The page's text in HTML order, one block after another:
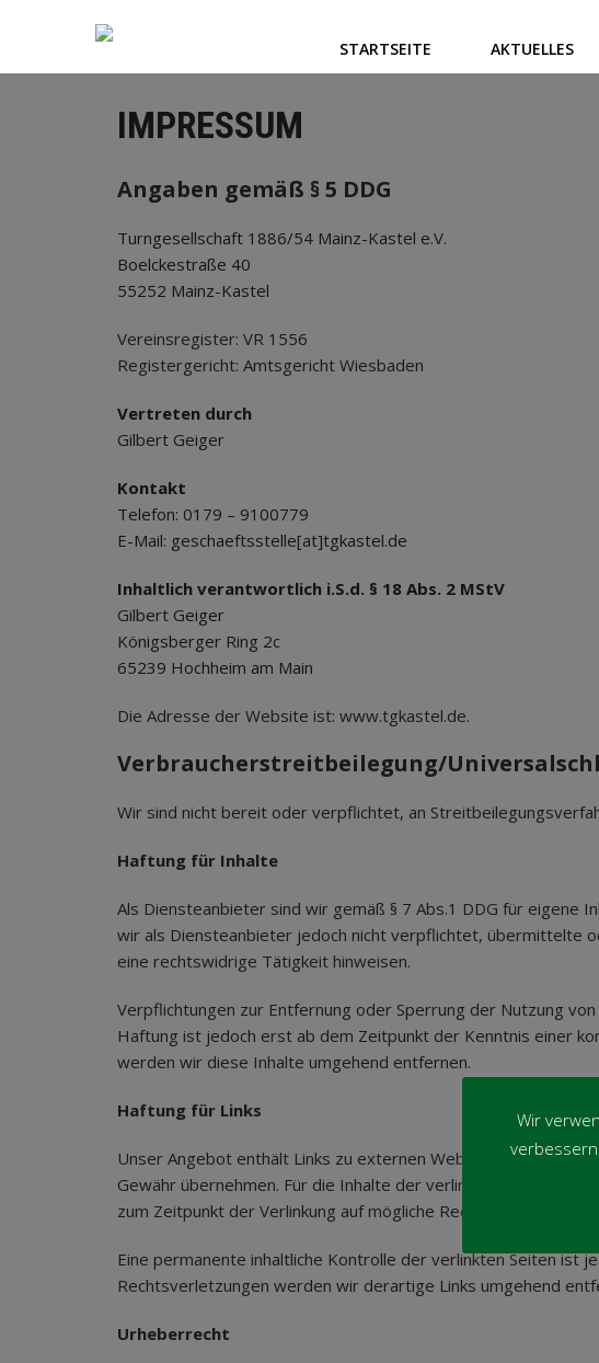
STARTSEITE AKTUELLES
IMPRESSUM
Angaben gemäß § 5 DDG
Turngesellschaft 1886/54 Mainz-Kastel e.V.
Boelckestraße 40
55252 Mainz-Kastel
Vereinsregister: VR 1556
Registergericht: Amtsgericht Wiesbaden
Vertreten durch
Gilbert Geiger
Kontakt
Telefon: 0179 – 9100779
E-Mail: geschaeftsstelle[at]tgkastel.de
Inhaltlich verantwortlich i.S.d. § 18 Abs. 2 MStV
Gilbert Geiger
Königsberger Ring 2c
65239 Hochheim am Main
Die Adresse der Website ist: www.tgkastel.de.
Verbraucherstreitbeilegung/
Wir sind nicht bereit oder verpflichtet, an
Haftung für Inhalte
Als Diensteanbieter sind wir gemäß § 7 Abs.1 DDG für eigene
wir als Diensteanbieter jedoch nicht verpflichtet, übermittelte
eine rechtswidrige Tätigkeit hinweisen.
Verpflichtungen zur Entfernung oder Sperrung der Nutzung
Haftung ist jedoch erst ab dem Zeitpunkt der Kenntnis einer
werden wir diese Inhalte umgehend entfernen.
Haftung für Links
Unser Angebot enthält Links zu externen Websites Dritter, auf
Gewähr übernehmen. Für die Inhalte der verlinkten Seiten ist
zum Zeitpunkt der Verlinkung auf mögliche Rechtsverstöße
Eine permanente inhaltliche Kontrolle der verlinkten Seiten ist
Rechtsverletzungen werden wir derartige Links umgehend
Urheberrecht
Wir